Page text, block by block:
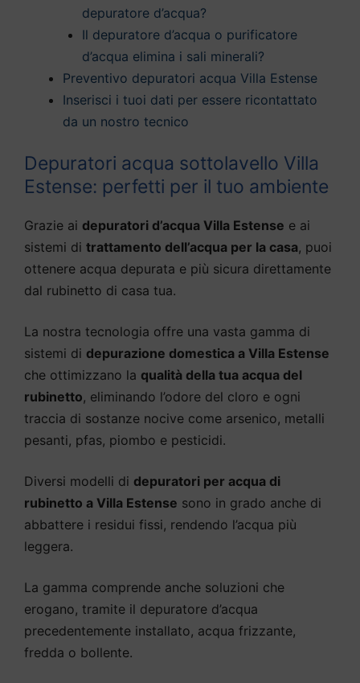
depuratore d’acqua?
Il depuratore d’acqua o purificatore
d’acqua elimina i sali minerali?
Preventivo depuratori acqua Villa Estense
Inserisci i tuoi dati per essere ricontattato
da un nostro tecnico
Depuratori acqua sottolavello Villa
Estense: perfetti per il tuo ambiente
Grazie ai depuratori d’acqua Villa Estense e ai
sistemi di trattamento dell’acqua per la casa, puoi
ottenere acqua depurata e più sicura direttamente
dal rubinetto di casa tua.
La nostra tecnologia offre una vasta gamma di
sistemi di depurazione domestica a Villa Estense
che ottimizzano la qualità della tua acqua del
rubinetto, eliminando l’odore del cloro e ogni
traccia di sostanze nocive come arsenico, metalli
pesanti, pfas, piombo e pesticidi.
Diversi modelli di depuratori per acqua di
rubinetto a Villa Estense sono in grado anche di
abbattere i residui fissi, rendendo l’acqua più
leggera.
La gamma comprende anche soluzioni che
erogano, tramite il depuratore d’acqua
precedentemente installato, acqua frizzante,
fredda o bollente.